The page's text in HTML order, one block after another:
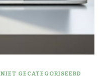
NIET GECATEGORISEERD